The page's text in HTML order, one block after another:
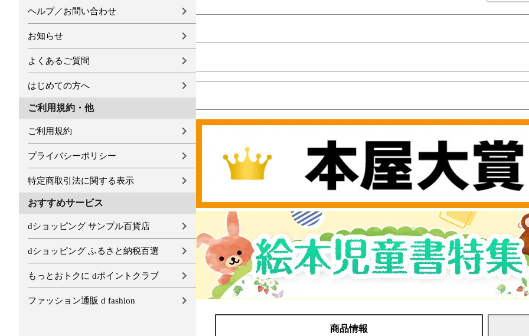
ヘルプ／お問い合わせ
お知らせ
よくあるご質問
はじめての方へ
ご利用規約・他
ご利用規約
プライバシーポリシー
特定商取引法に関する表示
おすすめサービス
dショッピング サンプル百貨店
dショッピング ふるさと納税百選
もっとおトクに dポイントクラブ
ファッション通販 d fashion
商品情報